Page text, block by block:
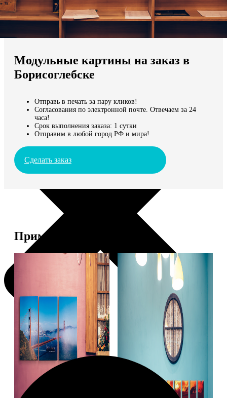
Мы доставляем по всему миру
Продолжить без города
Модульные картины на заказ в
Борисоглебске
Отправь в печать за пару кликов!
Согласования по электронной почте. Отвечаем за 24
часа!
Срок выполнения заказа: 1 сутки
Отправим в любой город РФ и мира!
Сделать заказ
Примеры работ